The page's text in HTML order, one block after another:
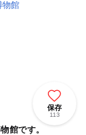
保存
113
館です。